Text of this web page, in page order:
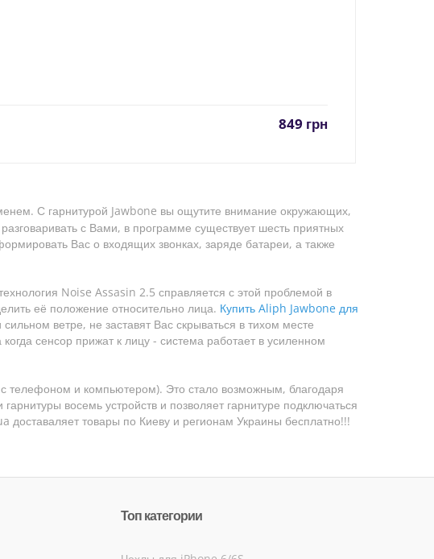
849 грн
С гарнитурой Jawbone вы ощутите внимание окружающих,
с Вами, в программе существует шесть приятных
Вас о входящих звонках, заряде батареи, а также
Noise Assasin 2.5 справляется с этой проблемой в
её положение относительно лица. Купить Aliph Jawbone для
ветре, не заставят Вас скрываться в тихом месте
сенсор прижат к лицу - система работает в усиленном
телефоном и компьютером). Это стало возможным, благодаря
восемь устройств и позволяет гарнитуре подключаться
товары по Киеву и регионам Украины бесплатно!!!
Топ категории